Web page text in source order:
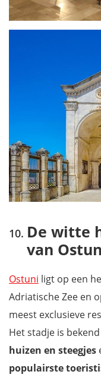
De witte
van
Ostuni ligt op een
Adriatische Zee en
meest exclusieve
Het stadje is
huizen en steegjes
populairste